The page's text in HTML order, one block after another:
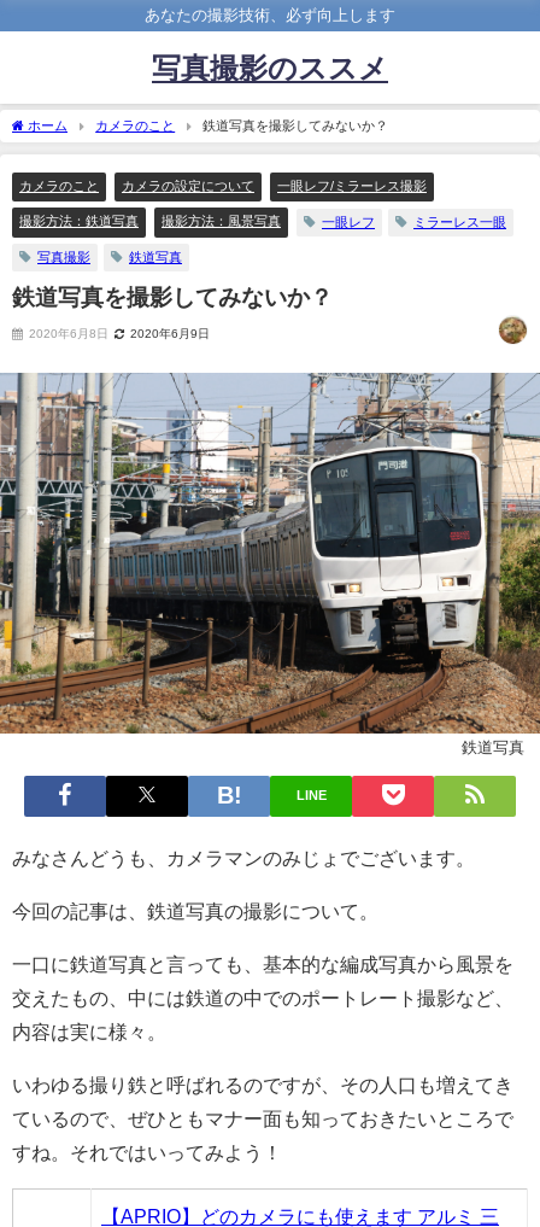
あなたの撮影技術、必ず向上します
写真撮影のススメ
ホーム カメラのこと 鉄道写真を撮影してみないか？
カメラのこと カメラの設定について 一眼レフ/ミラーレス撮影
撮影方法：鉄道写真 撮影方法：風景写真 一眼レフ ミラーレス一眼
写真撮影 鉄道写真
鉄道写真を撮影してみないか？
2020年6月8日 2020年6月9日
鉄道写真
LINE
みなさんどうも、カメラマンのみじょでございます。
今回の記事は、鉄道写真の撮影について。
一口に鉄道写真と言っても、基本的な編成写真から風景を
交えたもの、中には鉄道の中でのポートレート撮影など、
内容は実に様々。
いわゆる撮り鉄と呼ばれるのですが、その人口も増えてき
ているので、ぜひともマナー面も知っておきたいところで
すね。それではいってみよう！
【APRIO】どのカメラにも使えます アルミ 三